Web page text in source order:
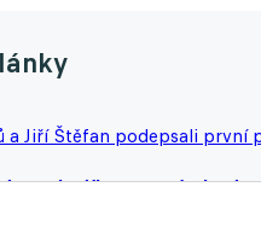
mladíky ze své